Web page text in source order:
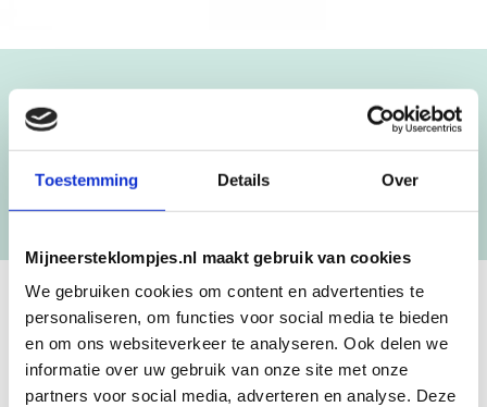
Toestemming Details Over
Mijneersteklompjes.nl maakt gebruik van cookies
We gebruiken cookies om content en advertenties te
personaliseren, om functies voor social media te bieden
en om ons websiteverkeer te analyseren. Ook delen we
informatie over uw gebruik van onze site met onze
partners voor social media, adverteren en analyse. Deze
Blijf op de hoogte!
NIEUWSBRIEF
[mc4wp_form id=”3182″]
GEBOORTEKLOMPJES EN
KRAAMCADEAU MET NAAM